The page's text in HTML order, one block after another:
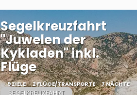
Segelkreuzfahrt
"Juwelen der
Kykladen" inkl.
Flüge
9 ZIELE 2 FLÜGE/TRANSPORTE 7 NÄCHTE
SEGELKREUZFAHRT